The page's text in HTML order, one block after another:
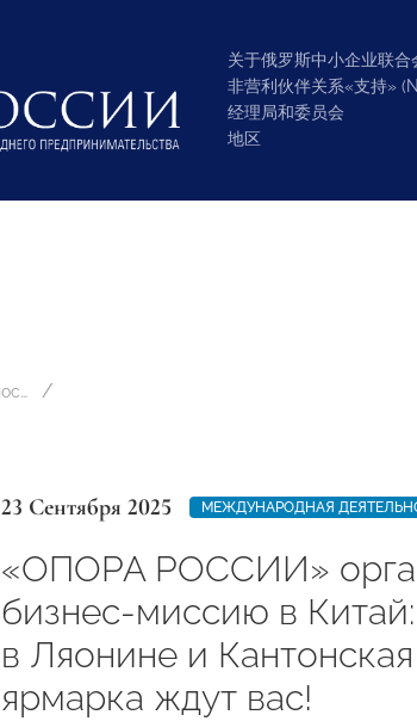
关于俄罗斯中小企业联合
非营利伙伴关系«支持»
经理局和委员会
地区
Международная деятельность
23 Сентября 2025 МЕЖДУНАРОДНАЯ
«ОПОРА РОССИИ»
бизнес-миссию в
в Ляонине и Кантонская
ярмарка ждут вас!